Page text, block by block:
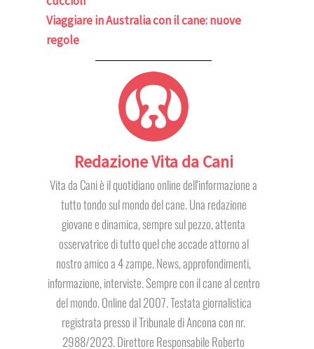
Viaggiare in Australia con il cane: nuove
regole
Redazione Vita da Cani
Vita da Cani è il quotidiano online dell'informazione a
tutto tondo sul mondo del cane. Una redazione
giovane e dinamica, sempre sul pezzo, attenta
osservatrice di tutto quel che accade attorno al
nostro amico a 4 zampe. News, approfondimenti,
informazione, interviste. Sempre con il cane al centro
del mondo. Online dal 2007. Testata giornalistica
registrata presso il Tribunale di Ancona con nr.
2988/2023. Direttore Responsabile Roberto